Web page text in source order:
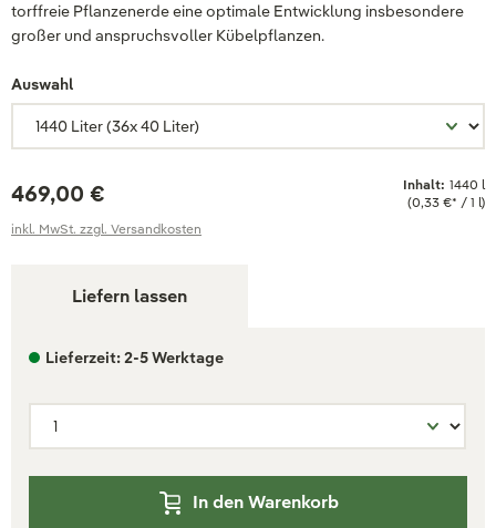
torffreie Pflanzenerde eine optimale Entwicklung insbesondere
großer und anspruchsvoller Kübelpflanzen.
Auswahl
469,00 € Inhalt: 1440 l
(0,33 €* / 1 l)
inkl. MwSt. zzgl. Versandkosten
Liefern lassen
Lieferzeit: 2-5 Werktage
In den Warenkorb